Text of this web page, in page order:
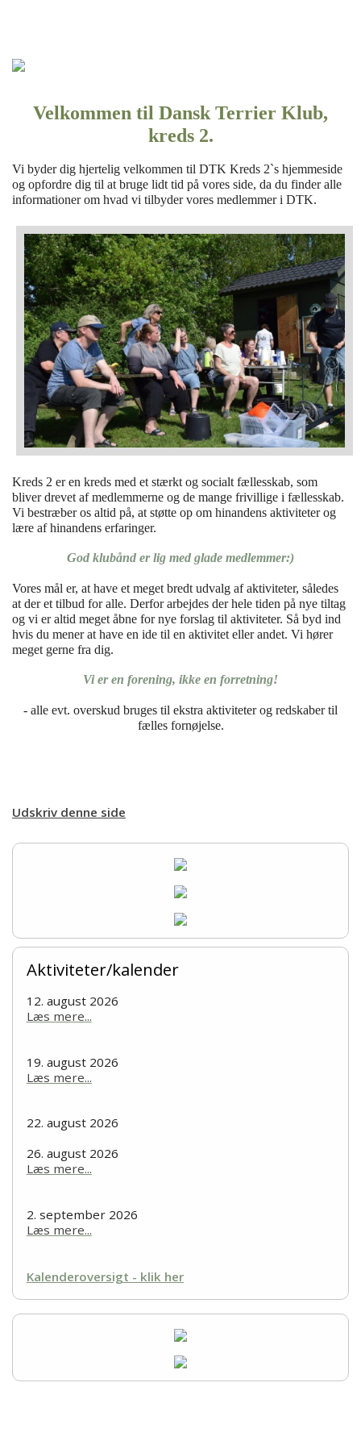
Hjem
Hundeshoppen
Ungdom
Set & Sket
Resultater
Aktivitets kalender
Velkommen til Dansk Terrier Klub,
kreds 2.
Vi byder dig hjertelig velkommen til DTK Kreds 2`s hjemmeside
og opfordre dig til at bruge lidt tid på vores side, da du finder alle
informationer om hvad vi tilbyder vores medlemmer i DTK.
Kreds 2 er en kreds med et stærkt og socialt fællesskab, som
bliver drevet af medlemmerne og de mange frivillige i fællesskab.
Vi bestræber os altid på, at støtte op om hinandens aktiviteter og
lære af hinandens erfaringer.
God klubånd er lig med glade medlemmer:)
Vores mål er, at have et meget bredt udvalg af aktiviteter, således
at der et tilbud for alle. Derfor arbejdes der hele tiden på nye tiltag
og vi er altid meget åbne for nye forslag til aktiviteter. Så byd ind
hvis du mener at have en ide til en aktivitet eller andet. Vi hører
meget gerne fra dig.
Vi er en forening, ikke en forretning!
- alle evt. overskud bruges til ekstra aktiviteter og redskaber til
fælles fornøjelse.
Udskriv denne side
Aktiviteter/kalender
12. august 2026
Læs mere...
19. august 2026
Læs mere...
22. august 2026
26. august 2026
Læs mere...
2. september 2026
Læs mere...
Kalenderoversigt - klik her